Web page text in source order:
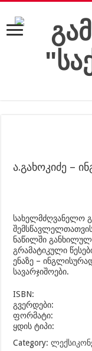
ა.გახოკიძე –
სახელმძღვანელო
ნაწილში
გრამატიკული
ენაზე –
სავარჯიშოები.
ISBN:
გვერდები:
ფორმატი:
ყდის ტიპი:
Category: